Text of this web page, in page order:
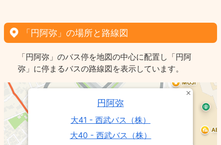
「円阿弥」の場所と路線図
「円阿弥」のバス停を地図の中心に配置し「円阿
弥」に停まるバスの路線図を表示しています。
円阿弥
大41 - 西武バス（株）
大40 - 西武バス（株）